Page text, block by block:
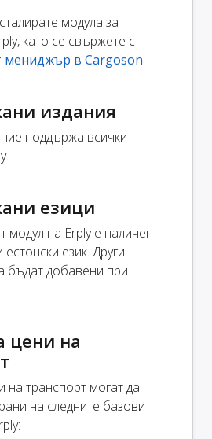
модула за
като се свържете с
мениджър в Cargoson.
издания
поддържа всички
езици
модул на Erply е наличен
естонски език. Други
бъдат добавени при
цени на
на транспорт могат да
на следните базови